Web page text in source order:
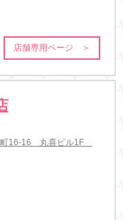
店舗専用ページ ＞
町16-16 丸喜ビル1F